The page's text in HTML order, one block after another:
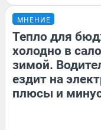
МНЕНИЕ
Тепло для
холодно в
зимой.
ездит на
плюсы и